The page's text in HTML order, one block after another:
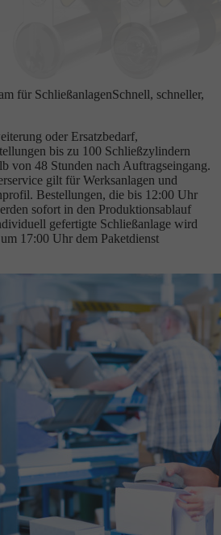
für SchließanlagenSchnell, schneller,
oder Ersatzbedarf,
bis zu 100 Schließzylindern
von 48 Stunden nach Auftragseingang.
gilt für Werksanlagen und
Bestellungen, die bis 12:00 Uhr
sofort in den Produktionsablauf
gefertigte Schließanlage wird
17:00 Uhr dem Paketdienst